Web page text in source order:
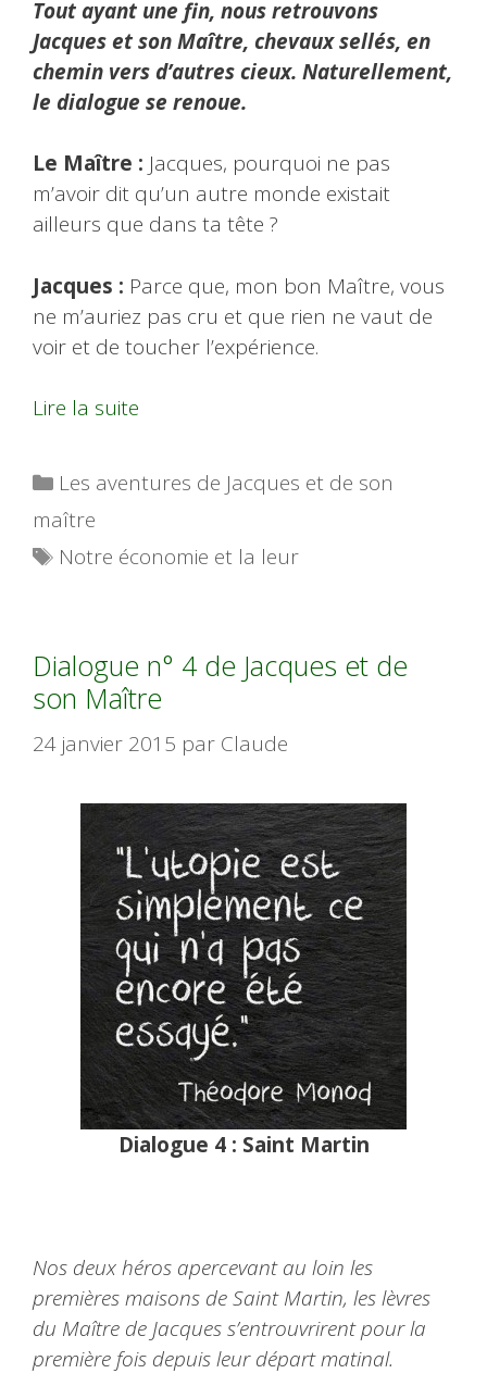
Tout ayant une fin, nous retrouvons
Jacques et son Maître, chevaux sellés, en
chemin vers d’autres cieux. Naturellement,
le dialogue se renoue.
Le Maître : Jacques, pourquoi ne pas
m’avoir dit qu’un autre monde existait
ailleurs que dans ta tête ?
Jacques : Parce que, mon bon Maître, vous
ne m’auriez pas cru et que rien ne vaut de
voir et de toucher l’expérience.
Lire la suite
Catégories
Les aventures de Jacques et de son
maître
Étiquettes
Notre économie et la leur
Dialogue n° 4 de Jacques et de
son Maître
24 janvier 2015 par Claude
Dialogue 4 : Saint Martin
Nos deux héros apercevant au loin les
premières maisons de Saint Martin, les lèvres
du Maître de Jacques s’entrouvrirent pour la
première fois depuis leur départ matinal.